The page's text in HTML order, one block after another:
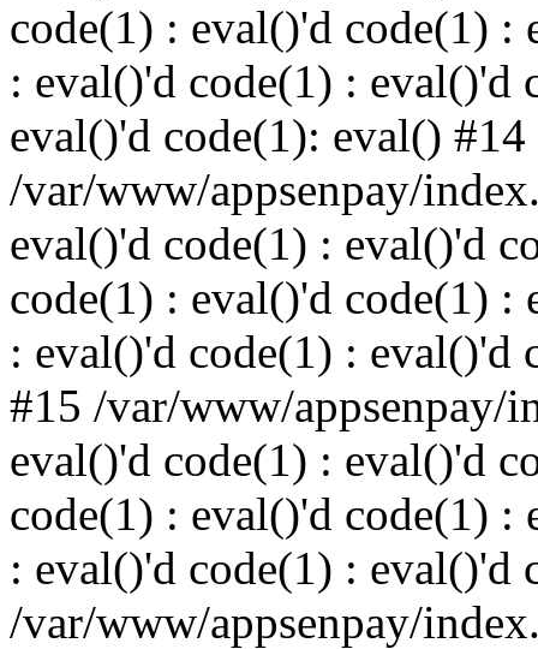
code(1) : eval()'d code(1) :
: eval()'d code(1) : eval()'d
eval()'d code(1): eval() #14
/var/www/appsenpay/
eval()'d code(1) : eval()'d
code(1) : eval()'d code(1) :
: eval()'d code(1) : eval()'d
#15 /var/www/appsenpay/
eval()'d code(1) : eval()'d
code(1) : eval()'d code(1) :
: eval()'d code(1) : eval()'d
/var/www/appsenpay/